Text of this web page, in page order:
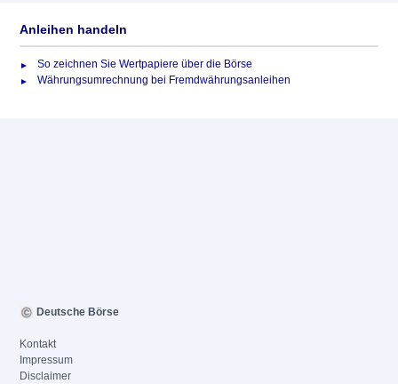
Anleihen handeln
So zeichnen Sie Wertpapiere über die Börse
Währungsumrechnung bei Fremdwährungsanleihen
Deutsche Börse
Kontakt
Impressum
Disclaimer